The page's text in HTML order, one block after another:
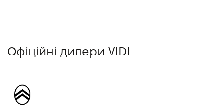
Офіційні дилери VIDI